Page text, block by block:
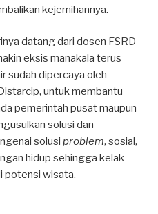
kejernihannya.
datang dari dosen FSRD
eksis manakala terus
sudah dipercaya oleh
untuk membantu
pemerintah pusat maupun
solusi dan
solusi problem, sosial,
hidup sehingga kelak
potensi wisata.